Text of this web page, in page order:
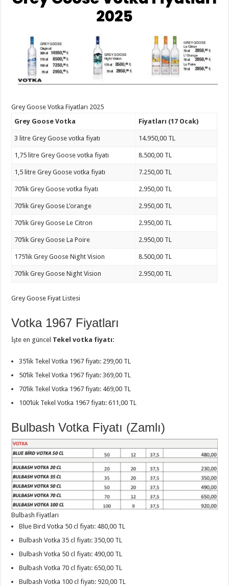
Grey Goose Votka Fiyatları 2025
Grey Goose Votka
Fiyatları (17 Ocak)
3 litre Grey Goose votka fiyatı 14.950,00 TL
1,75 litre Grey Goose votka fiyatı 8.500,00 TL
1,5 litre Grey Goose votka fiyatı 7.250,00 TL
70’lik Grey Goose votka fiyatı 2.950,00 TL
70’lik Grey Goose L’orange 2.950,00 TL
70’lik Grey Goose Le Citron 2.950,00 TL
70’lik Grey Goose La Poire 2.950,00 TL
175’lik Grey Goose Night Vision 8.500,00 TL
70’lik Grey Goose Night Vision 2.950,00 TL
Grey Goose Fiyat Listesi
Votka 1967 Fiyatları
İşte en güncel Tekel votka fiyatı:
35’lik Tekel Votka 1967 fiyatı: 299,00 TL
50’lik Tekel Votka 1967 fiyatı: 369,00 TL
70’lik Tekel Votka 1967 fiyatı: 469,00 TL
100’lük Tekel Votka 1967 fiyatı: 611,00 TL
Bulbash Votka Fiyatı (Zamlı)
Bulbash Fiyatları
Blue Bird Votka 50 cl fiyatı: 480,00 TL
Bulbash Votka 35 cl fiyatı: 350,00 TL
Bulbash Votka 50 cl fiyatı: 490,00 TL
Bulbash Votka 70 cl fiyatı: 650,00 TL
Bulbash Votka 100 cl fiyatı: 920,00 TL